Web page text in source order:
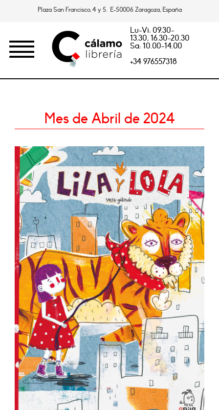
Plaza San Francisco, 4 y 5. E-50006 Zaragoza, España
Lu-Vi: 09.30-
13.30, 16.30-20.30
Sa: 10.00-14.00
+34 976557318
Mes de Abril de 2024